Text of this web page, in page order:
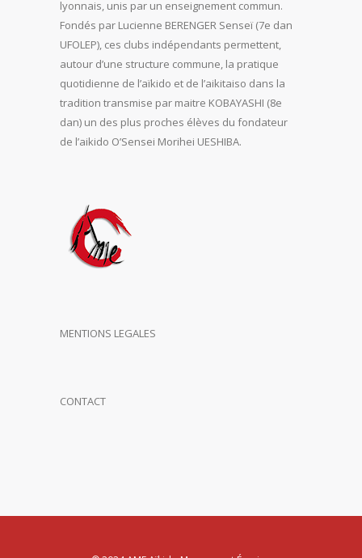
lyonnais, unis par un enseignement commun.
Fondés par Lucienne BERENGER Senseï (7e dan
UFOLEP), ces clubs indépendants permettent,
autour d’une structure commune, la pratique
quotidienne de l’aïkido et de l’aikitaiso dans la
tradition transmise par maitre KOBAYASHI (8e
dan) un des plus proches élèves du fondateur
de l’aikido O’Sensei Morihei UESHIBA.
MENTIONS LEGALES
CONTACT